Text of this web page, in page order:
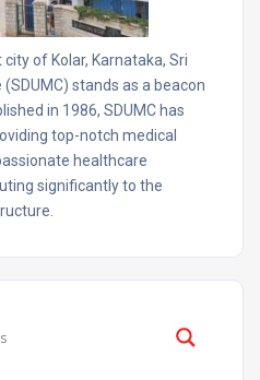
of Kolar, Karnataka, Sri
(SDUMC) stands as a beacon
in 1986, SDUMC has
top-notch medical
healthcare
significantly to the